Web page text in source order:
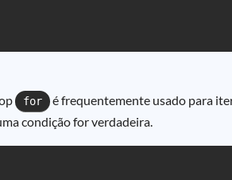
for
é frequentemente usado para
condição for verdadeira.